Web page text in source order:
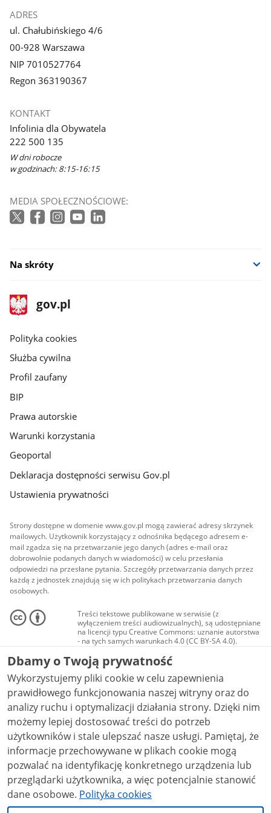
ADRES
ul. Chałubińskiego 4/6
00-928 Warszawa
NIP 7010527764
Regon 363190367
KONTAKT
Infolinia dla Obywatela
222 500 135
W dni robocze
w godzinach: 8:15-16:15
MEDIA SPOŁECZNOŚCIOWE:
Na skróty
stopka
gov.pl
Strona
gov.pl
gov.pl
Polityka cookies
Służba cywilna
Profil zaufany
BIP
Prawa autorskie
Warunki korzystania
Geoportal
Deklaracja dostępności serwisu Gov.pl
Ustawienia prywatności
Strony dostępne w domenie www.gov.pl mogą zawierać adresy skrzynek
mailowych. Użytkownik korzystający z odnośnika będącego adresem e-
mail zgadza się na przetwarzanie jego danych (adres e-mail oraz
dobrowolnie podanych danych w wiadomości) w celu przesłania
odpowiedzi na przesłane pytania. Szczegóły przetwarzania danych przez
każdą z jednostek znajdują się w ich politykach przetwarzania danych
osobowych.
Treści tekstowe publikowane w serwisie (z
wyłączeniem treści audiowizualnych), są udostępniane
na licencji typu Creative Commons: uznanie autorstwa
- na tych samych warunkach 4.0 (CC BY-SA 4.0).
Materiały audiowizualne, w tym zdjęcia, materiały
audio i wideo, są udostępniane na licencji typu
Creative Commons: uznanie autorstwa użycie
niekomercyjne - bez utworów zależnych 4.0 (CC BY-
NC-ND 4.0), o ile nie jest to stwierdzone inaczej.
Dbamy o Twoją prywatność
Wykorzystujemy pliki cookie w celu zapewnienia
prawidłowego funkcjonowania naszej witryny oraz do
analizy ruchu i optymalizacji działania strony. Dzięki nim
możemy lepiej dostosować treści do potrzeb
użytkowników i stale ulepszać nasze usługi. Pamiętaj, że
informacje przechowywane w plikach cookie mogą
pozwalać na identyfikację konkretnego urządzenia lub
przeglądarki użytkownika, a więc potencjalnie stanowić
dane osobowe. Polityka cookies